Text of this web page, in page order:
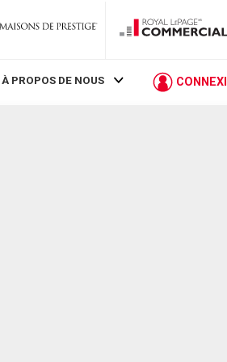
À PROPOS DE NOUS